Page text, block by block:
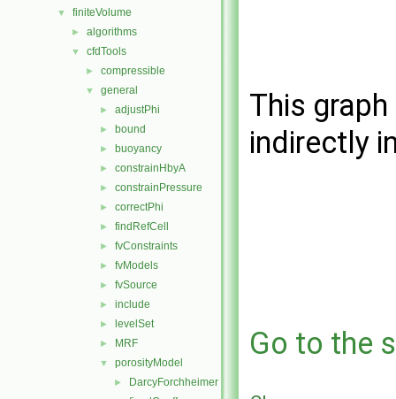
▼ finiteVolume
► algorithms
▼ cfdTools
► compressible
▼ general
► adjustPhi
► bound
► buoyancy
► constrainHbyA
► constrainPressure
► correctPhi
► findRefCell
► fvConstraints
► fvModels
► fvSource
► include
► levelSet
► MRF
▼ porosityModel
► DarcyForchheimer
This
indirectly
Go to the